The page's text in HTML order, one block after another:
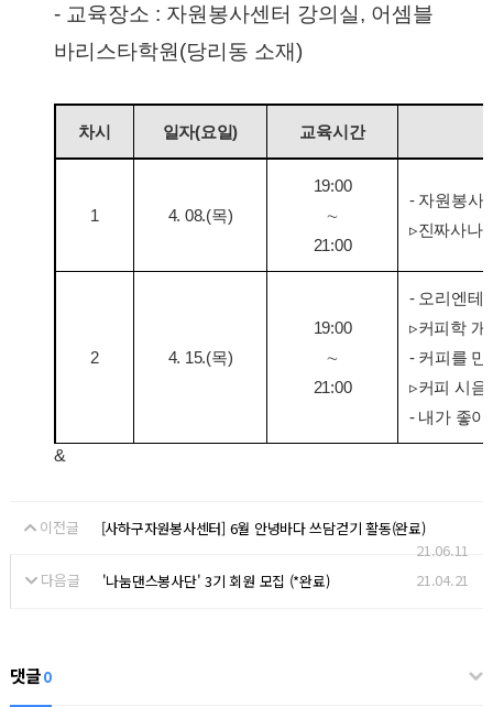
- 교육장소 : 자원봉사센터 강의실, 어셈블
바리스타학원(당리동 소재)
차시 일자(요일) 교육시간
1 4. 08.(목)
19:00
∼
21:00
- 자원봉사
▹진짜사나
2 4. 15.(목)
19:00
∼
21:00
- 오리엔테
▹커피학 개
- 커피를 만
▹커피 시음
- 내가 좋아
&
이전글
[사하구자원봉사센터] 6월 안녕바다 쓰담걷기 활동(완료)
21.06.11
다음글
'나눔댄스봉사단' 3기 회원 모집 (*완료) 21.04.21
댓글0